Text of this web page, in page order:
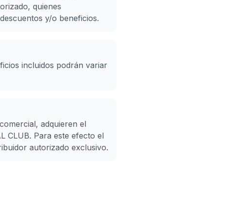
quienes
y/o beneficios.
incluidos podrán variar
adquieren el
CLUB. Para este efecto el
autorizado exclusivo.